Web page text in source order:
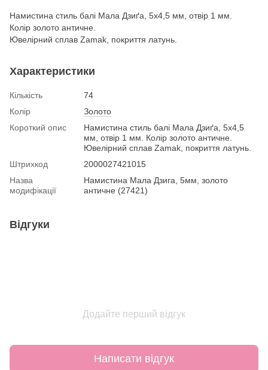
Намистина стиль балі Мала Дзиґа, 5х4,5 мм, отвір 1 мм.
Колір золото античне.
Ювелірний сплав Zamak, покриття латунь.
Характеристики
Кількість
74
Колір
Золото
Короткий опис
Намистина стиль балі Мала Дзиґа, 5х4,5
мм, отвір 1 мм. Колір золото античне.
Ювелірний сплав Zamak, покриття латунь.
Штрихкод
2000027421015
Назва
модифікації
Намистина Мала Дзига, 5мм, золото
античне (27421)
Відгуки
Додайте перший відгук
Написати відгук